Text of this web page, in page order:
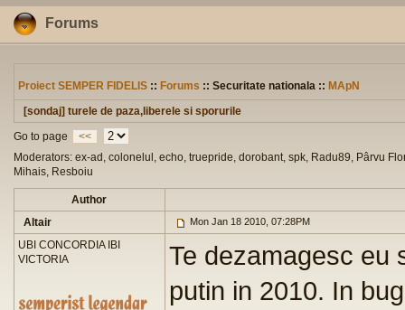
Forums
Proiect SEMPER FIDELIS :: Forums :: Securitate nationala :: MApN
[sondaj] turele de paza,liberele si sporurile
Go to page
<<
Moderators: ex-ad, colonelul, echo, truepride, dorobant, spk, Radu89, Pârvu
Mihais, Resboiu
Author
Altair
Mon Jan 18 2010, 07:28PM
UBI CONCORDIA IBI
VICTORIA
Te dezamagesc eu
putin in 2010. In